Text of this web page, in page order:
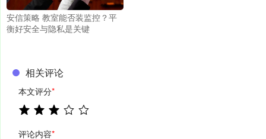
安信策略 教室能否装监控？平
衡好安全与隐私是关键
相关评论
本文评分*
评论内容*